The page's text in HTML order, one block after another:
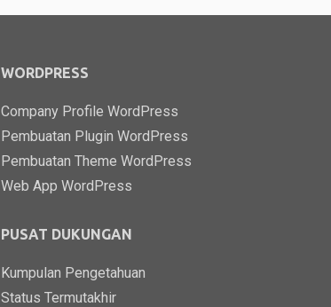
WORDPRESS
Company Profile WordPress
Pembuatan Plugin WordPress
Pembuatan Theme WordPress
Web App WordPress
PUSAT DUKUNGAN
Kumpulan Pengetahuan
Status Termutakhir